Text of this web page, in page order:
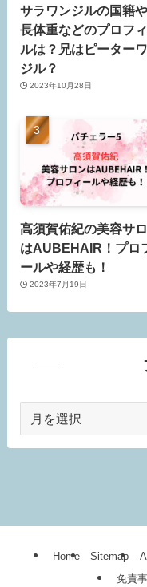
サラワンジルの国籍
長体重などのプロフ
ルは？兄はピーター
ジル？
2023年10月28日
高須賀佑紀の美容サ
はAUBEHAIR！プロ
ールや経歴も！
2023年7月19日
カ
Home Sitemap
免責